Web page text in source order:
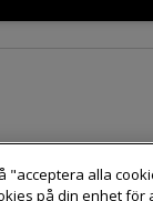
"acceptera alla
på din enhet för